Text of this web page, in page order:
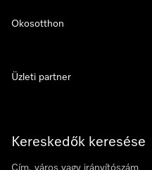
Kereskedők keresése
Okosotthon
Üzleti partner